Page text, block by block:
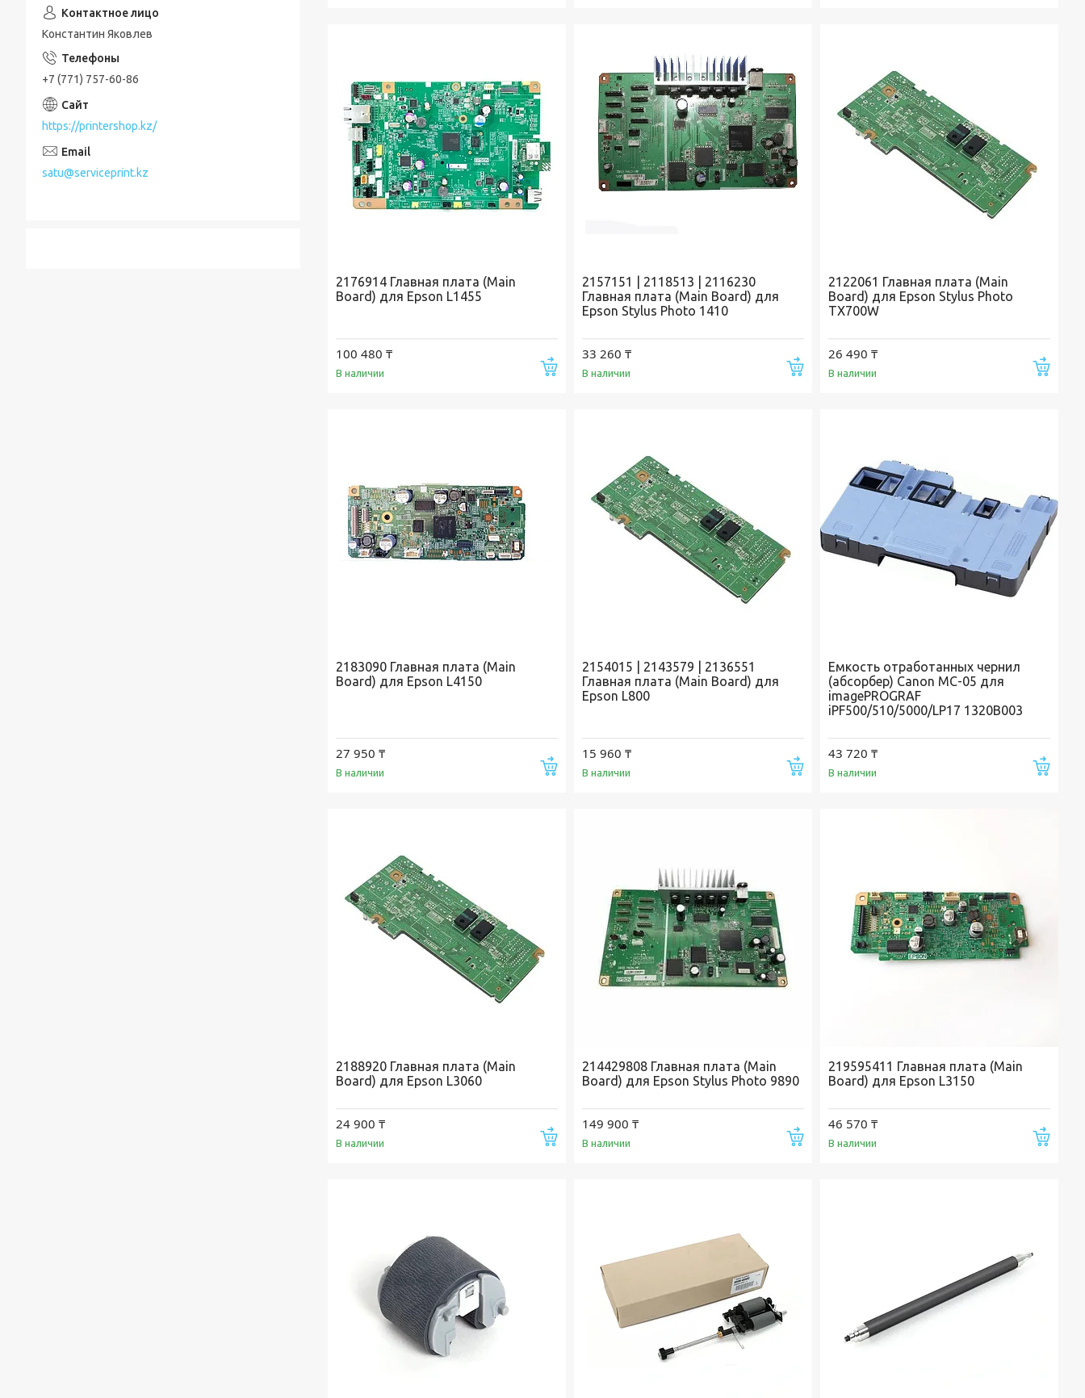
2176914 Главная плата (Main
Board) для Epson L1455
100 480 ₸
В наличии Купить
2157151 | 2118513 | 2116230
Главная плата (Main Board) для
Epson Stylus Photo 1410
33 260 ₸
В наличии Купить
2122061 Главная плата (Main
Board) для Epson Stylus Photo
TX700W
26 490 ₸
В наличии
2183090 Главная плата (Main
Board) для Epson L4150
27 950 ₸
В наличии Купить
2154015 | 2143579 | 2136551
Главная плата (Main Board) для
Epson L800
15 960 ₸
В наличии Купить
Емкость отработанных чернил
(абсорбер) Canon MC-05 для
imagePROGRAF
iPF500/510/5000/LP17 1320B003
43 720 ₸
В наличии
2188920 Главная плата (Main
Board) для Epson L3060
24 900 ₸
В наличии Купить
214429808 Главная плата (Main
Board) для Epson Stylus Photo 9890
149 900 ₸
В наличии Купить
219595411 Главная плата (Main
Board) для Epson L3150
46 570 ₸
В наличии
Константин Яковлев
+7 (771) 757-60-86
https://printershop.kz/
satu@serviceprint.kz